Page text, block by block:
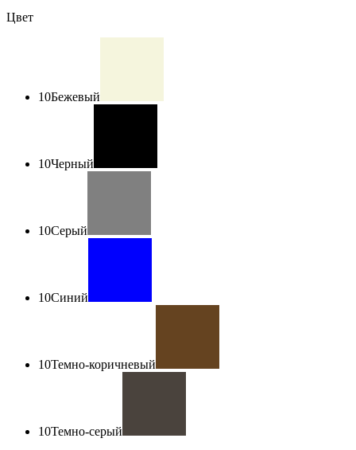
Цвет
10Бежевый
10Черный
10Серый
10Синий
10Темно-коричневый
10Темно-серый